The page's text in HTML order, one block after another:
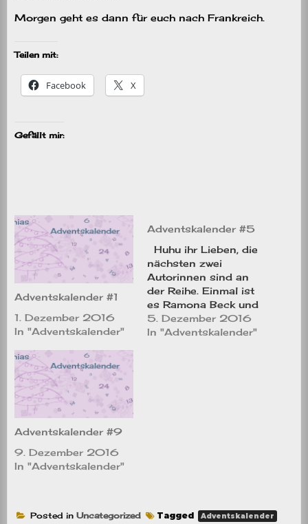
Morgen geht es dann für euch nach Frankreich.
Teilen mit:
Facebook X
Gefällt mir:
Adventskalender #1
1. Dezember 2016
In "Adventskalender"
Adventskalender #5
Huhu ihr Lieben, die
nächsten zwei
Autorinnen sind an
der Reihe. Einmal ist
es Ramona Beck und
zum andern Jenny.
Fangen wir mit
5. Dezember 2016
In "Adventskalender"
Adventskalender #9
9. Dezember 2016
In "Adventskalender"
Posted in Uncategorized Tagged Adventskalender